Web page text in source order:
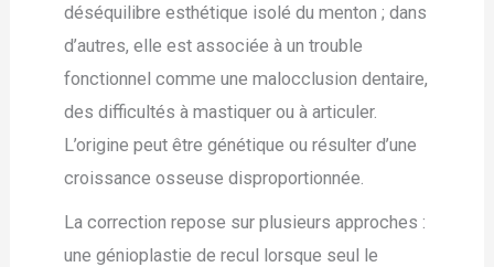
déséquilibre esthétique isolé du menton ; dans
d’autres, elle est associée à un trouble
fonctionnel comme une malocclusion dentaire,
des difficultés à mastiquer ou à articuler.
L’origine peut être génétique ou résulter d’une
croissance osseuse disproportionnée.
La correction repose sur plusieurs approches :
une génioplastie de recul lorsque seul le